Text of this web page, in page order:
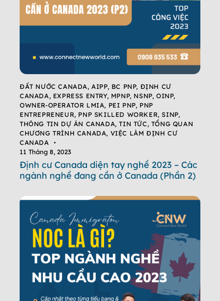
ĐẤT NƯỚC CANADA,AIPP, BC PNP, ĐỊNH CƯ
CANADA, EXPRESS ENTRY, MPNP, NSNP,OINP,
OWNER-OPERATOR LMIA, PEI PNP, PNP
ENTREPRENEUR, PNP SKILLED WORKER,SINP,
THÔNG TIN DỰ ÁN CANADA,TIN TỨC, TỔNG QUAN
CHƯƠNG TRÌNH CANADA, VIỆC LÀM ĐỊNH CƯ
CANADA
11 Tháng 8, 2023
Định cư Canada diện tay nghề 2023 – Các
ngành nghề đang cần ở Canada (Phần 2)